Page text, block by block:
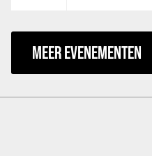
MEER EVENEMENTEN